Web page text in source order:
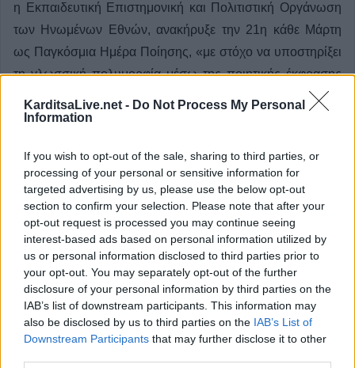
KarditsaLive.net - Do Not Process My Personal
Information
If you wish to opt-out of the sale, sharing to third parties, or
processing of your personal or sensitive information for
targeted advertising by us, please use the below opt-out
section to confirm your selection. Please note that after your
opt-out request is processed you may continue seeing
interest-based ads based on personal information utilized by
us or personal information disclosed to third parties prior to
your opt-out. You may separately opt-out of the further
disclosure of your personal information by third parties on the
IAB’s list of downstream participants. This information may
also be disclosed by us to third parties on the IAB’s List of
Downstream Participants that may further disclose it to other
η Εκπαιδευτική Επιστημονική και Πολιτιστική Οργάνωση
των Ηνωμένων Εθνών, ανακήρυξε την 21η κάθε Μάρτη
ως Παγκόσμια Ημέρα Ποίησης, «με στόχο να υποστηρίξει
τη γλωσσική πολυμορφία μέσω της ποιητικής έκφρασης
και να αυξήσει την ευκαιρία να ακουστούν οι γλώσσες που
απειλούνται με εξαφάνιση».
Κατηγορία Άρθρα 21 Μαρ 2026